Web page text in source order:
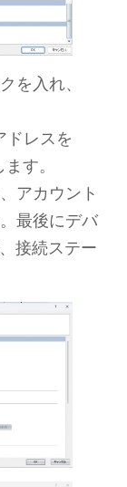
を入れ、
ドレスを
す。
アカウント
最後にデバ
接続ステー